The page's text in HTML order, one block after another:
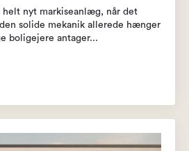
helt nyt markiseanlæg, når det
solide mekanik allerede hænger
boligejere antager...